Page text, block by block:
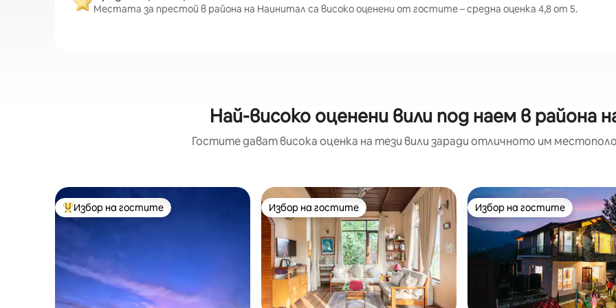
Местата за престой в района на Наинитал са високо оценени от гостите – средна оценка 4,8 от 5.
Най-високо оценени вили под наем в района
Гостите дават висока оценка на тези вили заради отличното им
Най-популярен избор на гостите
Избор на гостите Избор на гостите
Избор на гостите Избор на гостите
Избор на гостите